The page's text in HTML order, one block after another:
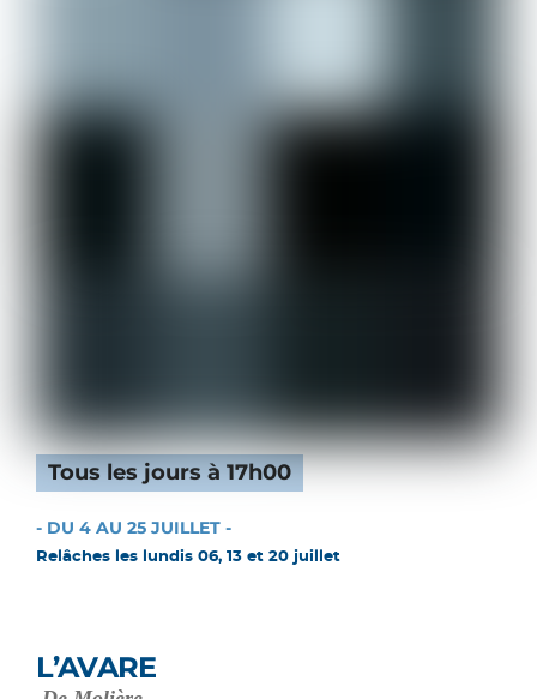
Tous les jours à 17h00
- DU 4 AU 25 JUILLET -
Relâches les lundis 06, 13 et 20 juillet
L’AVARE